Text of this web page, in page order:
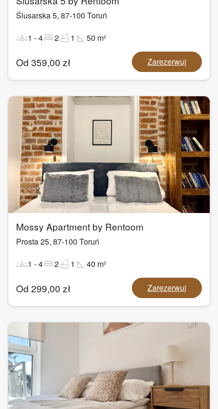
Ślusarska 5, 87-100 Toruń
groups1 -4bed2bathtub1 square_foot 50 m²
Od 359,00 zł Zarezerwuj
1 /13
Mossy Apartment by Rentoom
Prosta 25, 87-100 Toruń
groups1 -4bed2bathtub1 square_foot 40 m²
Od 299,00 zł Zarezerwuj